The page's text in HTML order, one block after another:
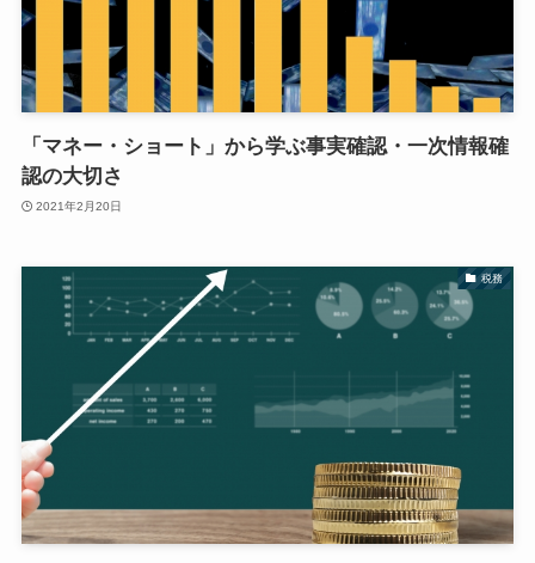
「マネー・ショート」から学ぶ事実確認・一次情報確
認の大切さ
2021年2月20日
税務